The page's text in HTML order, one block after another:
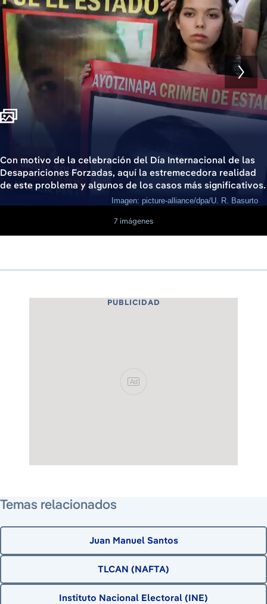
Con motivo de la celebración del Día Internacional de las
Desapariciones Forzadas, aquí la estremecedora realidad
de este problema y algunos de los casos más significativos.
Imagen: picture-alliance/dpa/U. R. Basurto
7 imágenes
PUBLICIDAD
Ad
Temas relacionados
Juan Manuel Santos
TLCAN (NAFTA)
Instituto Nacional Electoral (INE)